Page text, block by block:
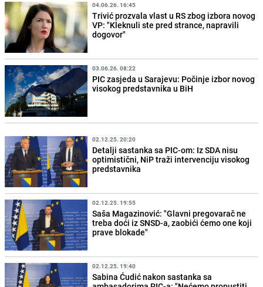
04.06.26. 16:45
Trivić prozvala vlast u RS zbog izbora novog
VP: "Kleknuli ste pred strance, napravili
dogovor"
03.06.26. 08:22
PIC zasjeda u Sarajevu: Počinje izbor novog
visokog predstavnika u BiH
02.12.25. 20:20
Detalji sastanka sa PIC-om: Iz SDA nisu
optimistični, NiP traži intervenciju visokog
predstavnika
02.12.25. 19:55
Saša Magazinović: "Glavni pregovarač ne
treba doći iz SNSD-a, zaobići ćemo one koji
prave blokade"
02.12.25. 19:40
Sabina Ćudić nakon sastanka sa